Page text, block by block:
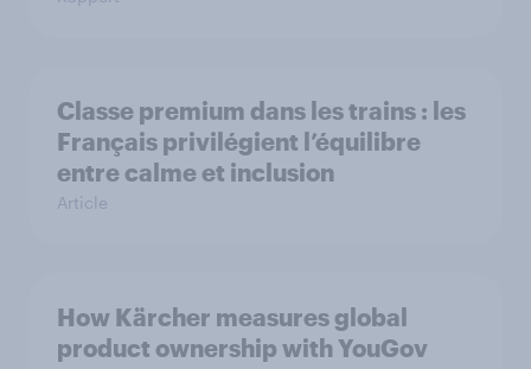
Classe premium dans les trains : les
Français privilégient l’équilibre
entre calme et inclusion
Article
How Kärcher measures global
product ownership with YouGov